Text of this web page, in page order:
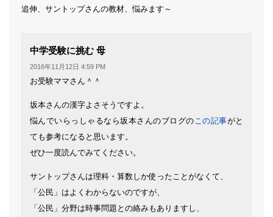
追伸、サントップさんの教材、悩みます～
中学受験に挑む 母
2016年11月12日 4:59 PM
お受験ママさん＾＾
坂本さんの漢字よさそうですよ。
悩んでいらっしゃるなら坂本さんのブログのこの記事がと
ても参考になると思います。
ぜひ一度読んでみてください。
サントップさんは理科・算数しか使ったことがなくて、
「公民」はよくわからないのですが、
「公民」分野は時事問題との絡みもありますし、